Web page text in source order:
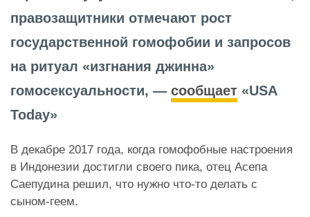
правозащитники отмечают рост
государственной гомофобии и запросов
на ритуал «изгнания джинна»
гомосексуальности, — сообщает «USA
Today»
В декабре 2017 года, когда гомофобные настроения
в Индонезии достигли своего пика, отец Асепа
Саепудина решил, что нужно что-то делать с
сыном-геем.